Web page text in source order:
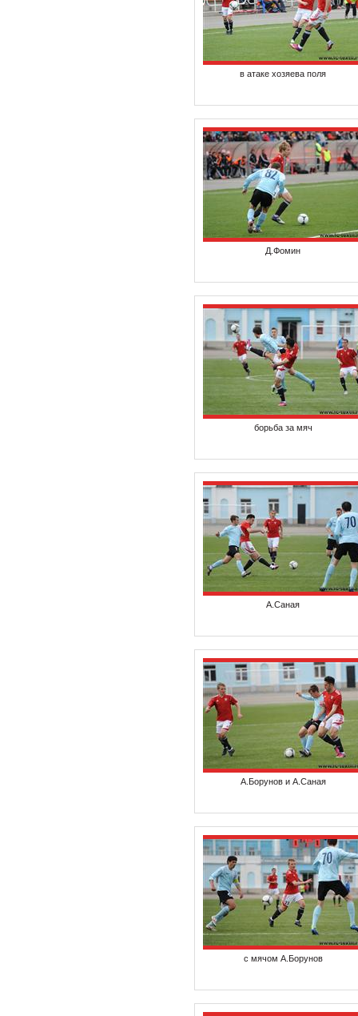
в атаке хозяева поля
Д.Фомин
борьба за мяч
А.Саная
А.Борунов и А.Саная
с мячом А.Борунов